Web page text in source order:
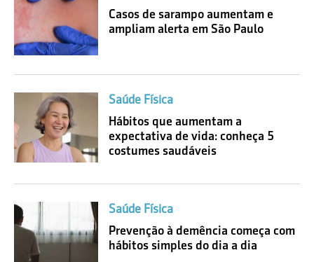
Casos de sarampo aumentam e
ampliam alerta em São Paulo
Saúde Física
Hábitos que aumentam a
expectativa de vida: conheça 5
costumes saudáveis
Saúde Física
Prevenção à demência começa com
hábitos simples do dia a dia